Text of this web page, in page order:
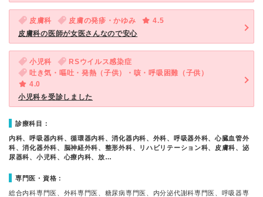
皮膚科 皮膚の発疹・かゆみ
4.5
皮膚科の医師が女医さんなので安心
小児科
RSウイルス感染症
吐き気・嘔吐・発熱（子供）・咳・呼吸困難（子供）
4.0
小児科を受診しました
診療科目：
内科、呼吸器内科、循環器内科、消化器内科、外科、呼吸器外科、心臓血管外
科、消化器外科、脳神経外科、整形外科、リハビリテーション科、皮膚科、泌
尿器科、小児科、心療内科、放…
専門医・資格：
総合内科専門医、外科専門医、糖尿病専門医、内分泌代謝科専門医、呼吸器専